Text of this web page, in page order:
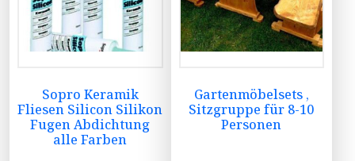
Sopro Keramik
Fliesen Silicon Silikon
Fugen Abdichtung
alle Farben
Gartenmöbelsets ,
Sitzgruppe für 8-10
Personen